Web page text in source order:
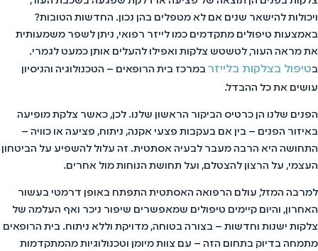
ויכולות להישאר שנים אם לא מטפלים בהן נכון. החדשות הטובות?
באמצעות טיפולים מתקדמים כמו לייזר רפואי, ניתן לשפר משמעותית
את מראה העור, לטשטש צלקות ואפילו להעלים אותן כמעט לגמרי.
בטיפול בצלקות בלייזר במרכז בית הרופאים – הטכנולוגיה והניסיון
עושים את כל ההבדל.
הפנים שלנו הן כרטיס הביקור הראשון שלנו. לכן, כאשר צלקת מופיעה
באיזור הפנים – בין אם בעקבות פצעי אקנה, ניתוח, פציעה או כוויה –
התחושה היא הרבה מעבר לבעיה אסתטית. זה עלול להשפיע על הביטחון
העצמי, על הרצון להצטלם, ועל תחושת הנוחות מול אחרים.
למרבה המזל, עולם הרפואה האסתטית התפתח באופן דרמטי בעשור
האחרון, והיום קיימים טיפולים שמאפשרים שיפור ניכר ואף העלמה של
צלקות ישנות וחדשות – בצורה בטוחה, מדויקת וללא ניתוח. בית הרופאים
מתמחה בדיוק בתחום הזה – עם צוות מיומן וטכנולוגיות מהמתקדמות